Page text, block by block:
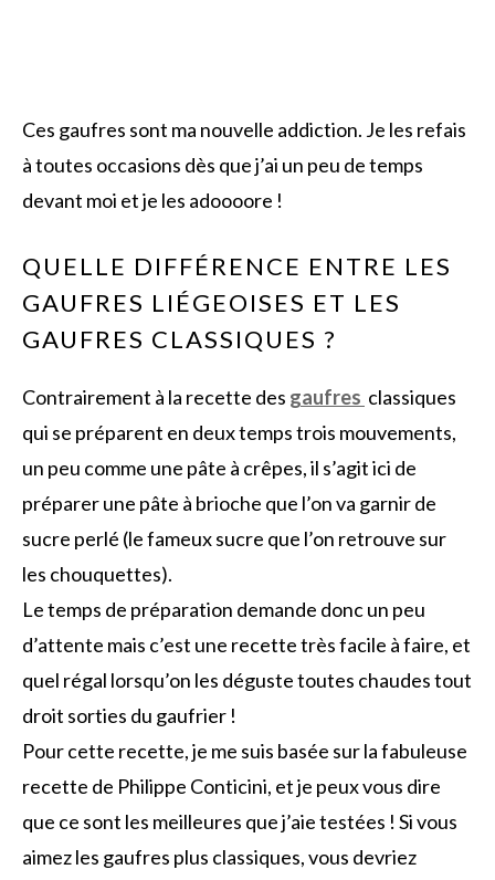
Ces gaufres sont ma nouvelle addiction. Je les refais
à toutes occasions dès que j’ai un peu de temps
devant moi et je les adoooore !
QUELLE DIFFÉRENCE ENTRE LES
GAUFRES LIÉGEOISES ET LES
GAUFRES CLASSIQUES ?
Contrairement à la recette des gaufres classiques
qui se préparent en deux temps trois mouvements,
un peu comme une pâte à crêpes, il s’agit ici de
préparer une pâte à brioche que l’on va garnir de
sucre perlé (le fameux sucre que l’on retrouve sur
les chouquettes).
Le temps de préparation demande donc un peu
d’attente mais c’est une recette très facile à faire, et
quel régal lorsqu’on les déguste toutes chaudes tout
droit sorties du gaufrier !
Pour cette recette, je me suis basée sur la fabuleuse
recette de Philippe Conticini, et je peux vous dire
que ce sont les meilleures que j’aie testées ! Si vous
aimez les gaufres plus classiques, vous devriez